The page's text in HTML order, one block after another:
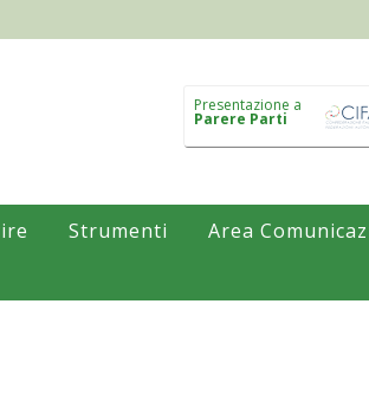
Presentazione a
Parere Parti
Strumenti Area